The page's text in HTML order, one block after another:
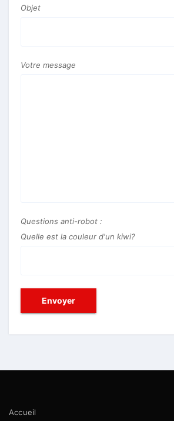
Objet
Votre message
Questions anti-robot :
Quelle est la couleur d'un kiwi?
Accueil